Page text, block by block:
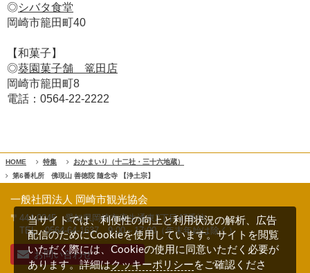
◎シバタ食堂
岡崎市籠田町40
【和菓子】
◎葵園菓子舗 篭田店
岡崎市籠田町8
電話：0564-22-2222
HOME 特集
おかまいり（十二社・三十六地蔵）
第6番札所 佛現山 善徳院 隨念寺 【浄土宗】
一般社団法人 岡崎市観光協会
〒444-0045 愛知県岡崎市康生通東2丁目47番地
TEL 0564-64-16379:00～17:00（年末年始は除く）
お問い合わせ
当サイトでは、利便性の向上と利用状況の解析、広告
配信のためにCookieを使用しています。サイトを閲覧
いただく際には、Cookieの使用に同意いただく必要が
あります。詳細はクッキーポリシー をご確認くださ